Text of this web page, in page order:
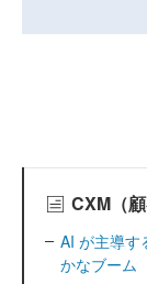
CXM（
AI が主導す
かなブーム